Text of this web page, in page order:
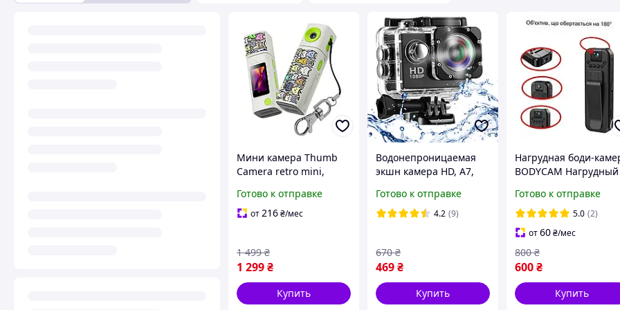
Мини камера Thumb
Camera retro mini,
G10 Green
Готово к отправке
от216₴/мес
1 299₴
1 499 ₴
Купить
Водонепроницаемая
экшн камера HD, A7,
камера на шлем с
набором креплений и
Готово к отправке
4.2 (9)
469₴
670 ₴
Купить
Нагрудная боди-
BODYCAM Нагрудный
поворотным
объективом и ночной
съемкоЙ
Готово к отправке
5.0 (2)
от60₴/мес
600₴
800 ₴
Купить